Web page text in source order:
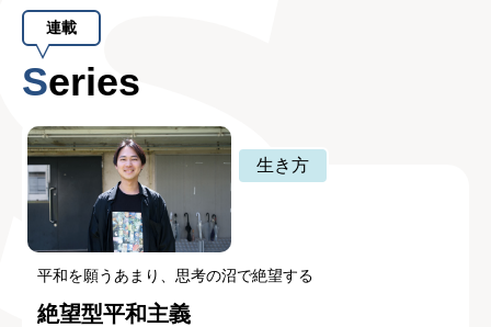
連載
Series
生き方
平和を願うあまり、思考の沼で絶望する
絶望型平和主義